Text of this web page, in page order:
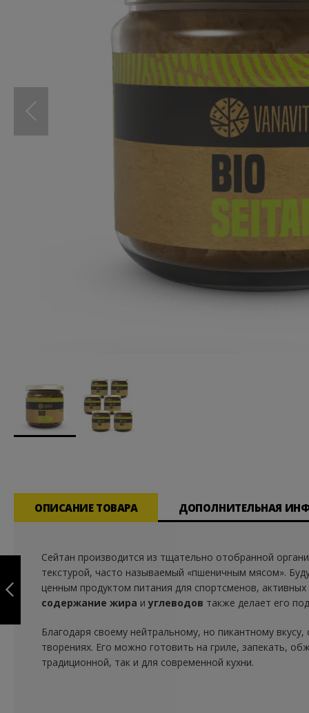
BIO GREENS MIX -
300 G (ТЕРМІН
05.2026)
ОПИСАНИЕ ТОВАРА
Сейтан производится из тщательно отобранной
текстурой, часто называемый «пшеничным мясом».
ценным продуктом питания для спортсменов,
содержание жира иуглеводов также делает его
Благодаря своему нейтральному, но пикантному
творениях. Его можно готовить на гриле, запекать,
традиционной, так и для современной кухни.
ДОПОЛНИТЕЛЬНАЯ